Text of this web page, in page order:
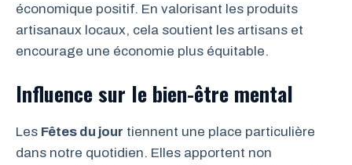
économique positif. En valorisant les produits
artisanaux locaux, cela soutient les artisans et
encourage une économie plus équitable.
Influence sur le bien-être mental
Les Fêtes du jour tiennent une place particulière
dans notre quotidien. Elles apportent non